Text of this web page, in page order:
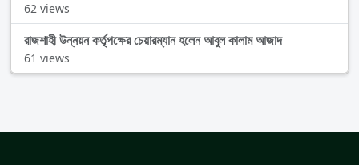
62 views
রাজশাহী উন্নয়ন কর্তৃপক্ষের চেয়ারম্যান হলেন আবুল কালাম আজাদ
61 views